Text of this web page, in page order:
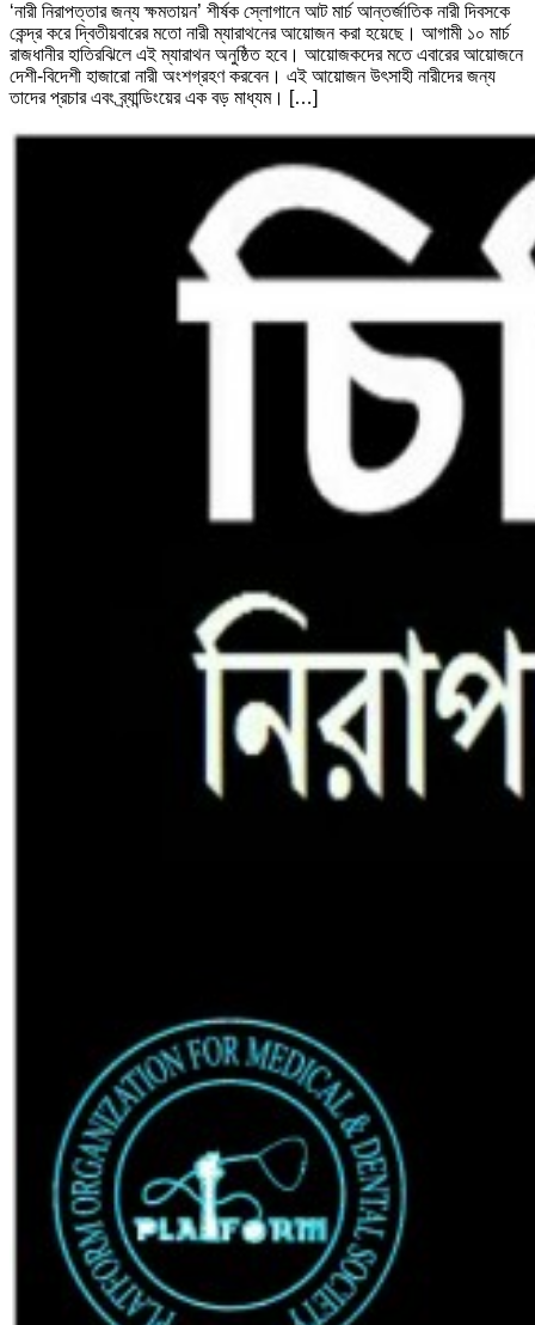
‘নারী নিরাপত্তার জন্য ক্ষমতায়ন’ শীর্ষক স্লোগানে আট মার্চ আন্তর্জাতিক নারী দিবসকে
কেন্দ্র করে দ্বিতীয়বারের মতো নারী ম্যারাথনের আয়োজন করা হয়েছে। আগামী ১০ মার্চ
রাজধানীর হাতিরঝিলে এই ম্যারাথন অনুষ্ঠিত হবে। আয়োজকদের মতে এবারের আয়োজনে
দেশী-বিদেশী হাজারো নারী অংশগ্রহণ করবেন। এই আয়োজন উৎসাহী নারীদের জন্য
তাদের প্রচার এবং ব্র্যান্ডিংয়ের এক বড় মাধ্যম। […]